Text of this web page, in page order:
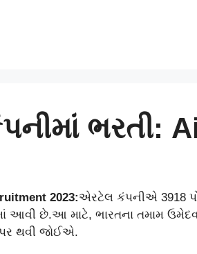
ભરતી:
2023:એરટેલ કંપનીએ 3918
આવી છે.આ માટે, ભારતના તમામ
થવી જોઈએ.